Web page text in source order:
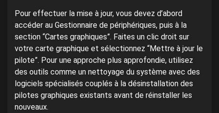
Pour effectuer la mise à jour, vous devez d’abord
accéder au Gestionnaire de périphériques, puis à la
section “Cartes graphiques”. Faites un clic droit sur
votre carte graphique et sélectionnez “Mettre à jour le
pilote”. Pour une approche plus approfondie, utilisez
des outils comme un nettoyage du système avec des
logiciels spécialisés couplés à la désinstallation des
pilotes graphiques existants avant de réinstaller les
nouveaux.